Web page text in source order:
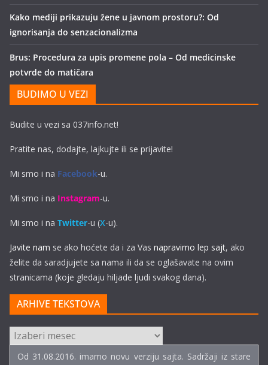
Kako mediji prikazuju žene u javnom prostoru?: Od
ignorisanja do senzacionalizma
Brus: Procedura za upis promene pola – Od medicinske
potvrde do matičara
BUDIMO U VEZI
Budite u vezi sa 037info.net!
Pratite nas, dodajte, lajkujte ili se prijavite!
Mi smo i na Facebook-u.
Mi smo i na Instagram-u.
Mi smo i na Twitter-u (X-u).
Javite nam se ako hoćete da i za Vas napravimo lep sajt, ako
želite da saradjujete sa nama ili da se oglašavate na ovim
stranicama (koje gledaju hiljade ljudi svakog dana).
ARHIVE TEKSTOVA
ARHIVE
TEKSTOVA
Od 31.08.2016. imamo novu verziju sajta. Sadržaji iz stare